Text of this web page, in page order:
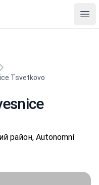
Tsvetkovo
район, Autonomní